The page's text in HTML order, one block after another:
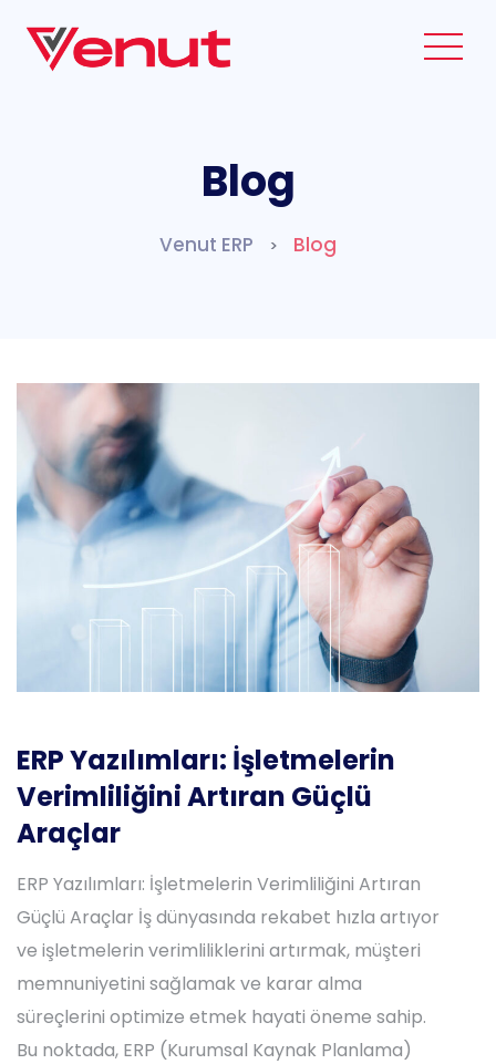
Blog
Venut ERP > Blog
ERP Yazılımları: İşletmelerin
Verimliliğini Artıran Güçlü
Araçlar
ERP Yazılımları: İşletmelerin Verimliliğini Artıran
Güçlü Araçlar İş dünyasında rekabet hızla artıyor
ve işletmelerin verimliliklerini artırmak, müşteri
memnuniyetini sağlamak ve karar alma
süreçlerini optimize etmek hayati öneme sahip.
Bu noktada, ERP (Kurumsal Kaynak Planlama)